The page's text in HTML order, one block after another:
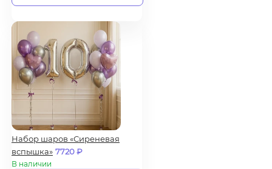
Набор шаров «Сиреневая
вспышка» 7720₽
В наличии